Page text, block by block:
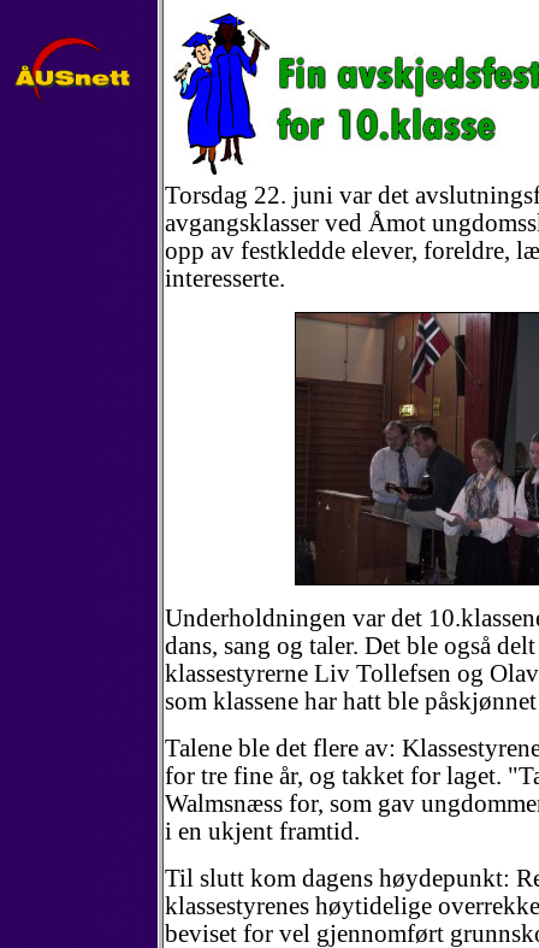
Torsdag 22. juni var det
avgangsklasser ved Åmot
opp av festkledde elever, foreldre,
interesserte.
Underholdningen var det
dans, sang og taler. Det ble også
klassestyrerne Liv Tollefsen og
som klassene har hatt ble
Talene ble det flere av:
for tre fine år, og takket for laget.
Walmsnæss for, som gav
i en ukjent framtid.
Til slutt kom dagens høydepunkt:
klassestyrenes høytidelige
beviset for vel gjennomført